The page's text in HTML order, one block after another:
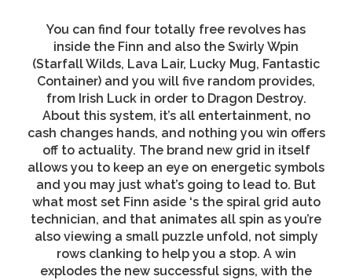
You can find four totally free revolves has
inside the Finn and also the Swirly Wpin
(Starfall Wilds, Lava Lair, Lucky Mug, Fantastic
Container) and you will five random provides,
from Irish Luck in order to Dragon Destroy.
About this system, it’s all entertainment, no
cash changes hands, and nothing you win offers
off to actuality. The brand new grid in itself
allows you to keep an eye on energetic symbols
and you may just what’s going to lead to. But
what most set Finn aside ‘s the spiral grid auto
technician, and that animates all spin as you’re
also viewing a small puzzle unfold, not simply
rows clanking to help you a stop. A win
explodes the new successful signs, with the